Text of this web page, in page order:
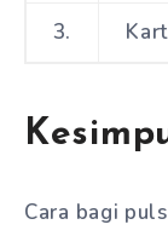
3.
Cara bagi